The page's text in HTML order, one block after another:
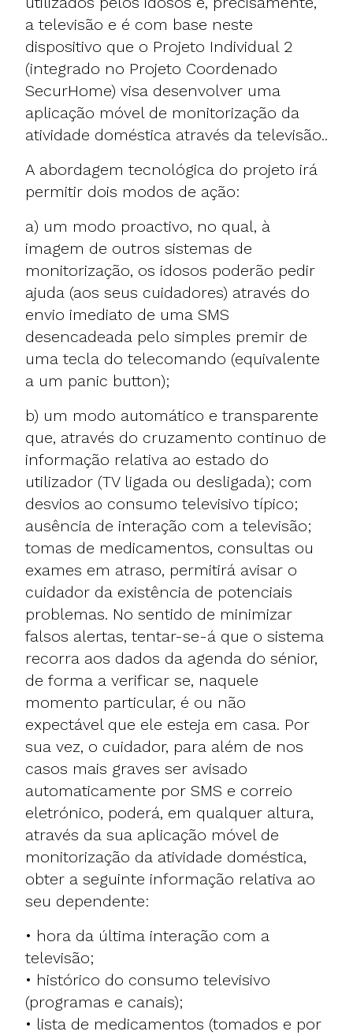
a televisão e é com base neste
dispositivo que o Projeto Individual 2
(integrado no Projeto Coordenado
SecurHome) visa desenvolver uma
aplicação móvel de monitorização da
atividade doméstica através da televisão..
A abordagem tecnológica do projeto irá
permitir dois modos de ação:
a) um modo proactivo, no qual, à
imagem de outros sistemas de
monitorização, os idosos poderão pedir
ajuda (aos seus cuidadores) através do
envio imediato de uma SMS
desencadeada pelo simples premir de
uma tecla do telecomando (equivalente
a um panic button);
b) um modo automático e transparente
que, através do cruzamento continuo de
informação relativa ao estado do
utilizador (TV ligada ou desligada); com
desvios ao consumo televisivo típico;
ausência de interação com a televisão;
tomas de medicamentos, consultas ou
exames em atraso, permitirá avisar o
cuidador da existência de potenciais
problemas. No sentido de minimizar
falsos alertas, tentar-se-á que o sistema
recorra aos dados da agenda do sénior,
de forma a verificar se, naquele
momento particular, é ou não
expectável que ele esteja em casa. Por
sua vez, o cuidador, para além de nos
casos mais graves ser avisado
automaticamente por SMS e correio
eletrónico, poderá, em qualquer altura,
através da sua aplicação móvel de
monitorização da atividade doméstica,
obter a seguinte informação relativa ao
seu dependente:
• hora da última interação com a
televisão;
• histórico do consumo televisivo
(programas e canais);
• lista de medicamentos (tomados e por